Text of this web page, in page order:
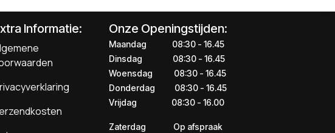
Informatie: Onze Openingstijden:
Maandag
​​​08:30 - 16.45​
Dinsdag
​​​​08:30 - 16.45
Woensdag
​08:30 - 16.45
Donderdag
​​​​​08:30 - 16.45
Vrijdag
​​​​​08:30 - 16.00
Zaterdag ​​Op afspraak